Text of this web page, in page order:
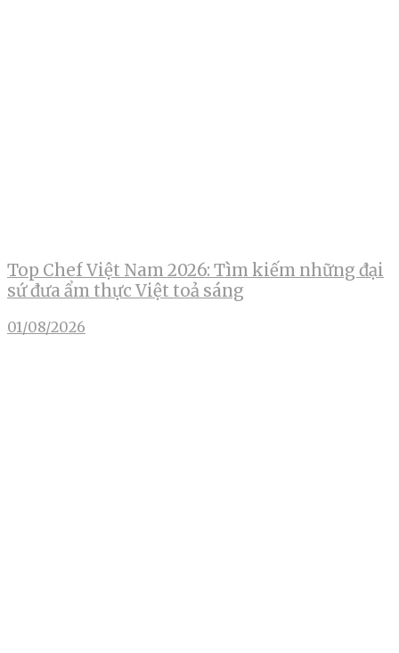
Top Chef Việt Nam 2026: Tìm kiếm những đại
sứ đưa ẩm thực Việt toả sáng
01/08/2026